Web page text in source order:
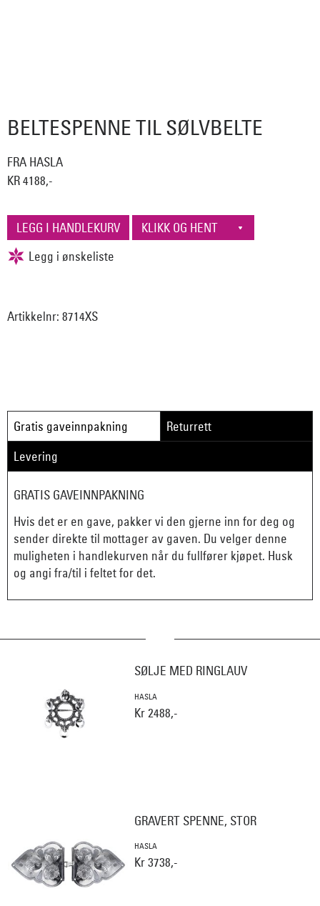
BELTESPENNE TIL SØLVBELTE
FRA HASLA
KR 4188,-
Artikkelnr: 8714XS
Gratis gaveinnpakning
Returrett
Levering
GRATIS GAVEINNPAKNING
Hvis det er en gave, pakker vi den gjerne inn for deg og
sender direkte til mottager av gaven. Du velger denne
muligheten i handlekurven når du fullfører kjøpet. Husk
og angi fra/til i feltet for det.
SØLJE MED RINGLAUV
HASLA
Kr 2488,-
GRAVERT SPENNE, STOR
HASLA
Kr 3738,-